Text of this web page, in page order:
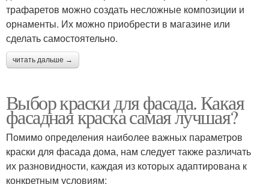
трафаретов можно создать несложные композиции и
орнаменты. Их можно приобрести в магазине или
сделать самостоятельно.
читать дальше →
Выбор краски для фасада. Какая
фасадная краска самая лучшая?
Помимо определения наиболее важных параметров
краски для фасада дома, нам следует также различать
их разновидности, каждая из которых адаптирована к
конкретным условиям: